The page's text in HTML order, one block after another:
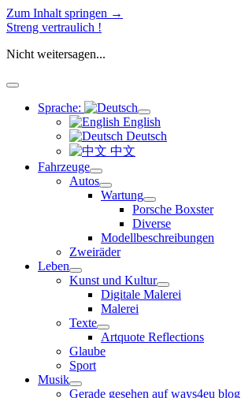
Zum Inhalt springen →
Streng vertraulich !
Nicht weitersagen...
Menü
öffnenSprache:
Menü
öffnen
English
Deutsch
中文
Fahrzeuge
Menü
öffnen
Autos
Menü
öffnen
Wartung
Menü
öffnen
Porsche Boxster
Diverse
Modellbeschreibungen
Zweiräder
Leben
Menü
öffnen
Kunst und Kultur
Menü
öffnen
Digitale Malerei
Malerei
Texte
Menü
öffnen
Artquote Reflections
Glaube
Sport
Musik
Menü
Gerade gesehen auf ways4eu blog